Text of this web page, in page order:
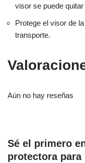
visor se puede
Protege el visor de
transporte.
Aún no hay reseñas
Sé el primero
protectora para